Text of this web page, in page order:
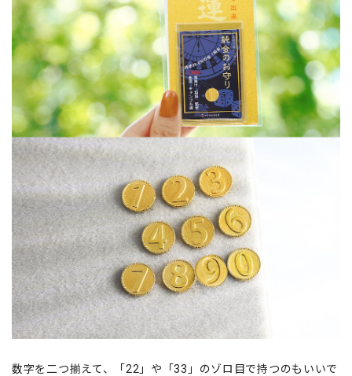
数字を二つ揃えて、「22」や「33」のゾロ目で持つのもいいで